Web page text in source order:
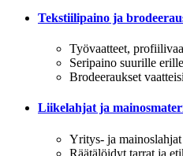
Tekstiilipaino ja
Työvaatteet,
Seripaino suurille
Brodeeraukset
Liikelahjat ja
Yritys- ja
Räätälöidyt tarrat ja